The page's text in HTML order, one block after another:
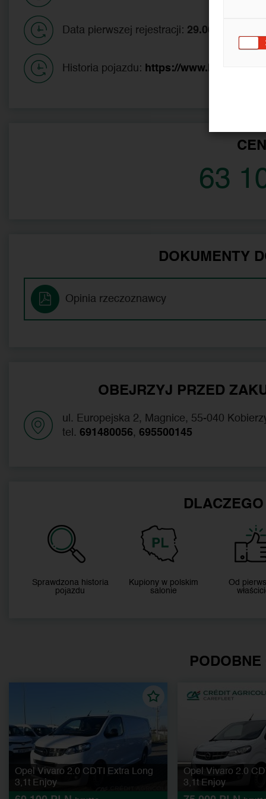
Data pierwszej rejestracji: 29.06.2022
Historia pojazdu: https://
63
DOKUMENTY
Opinia rzeczoznawcy
OBEJRZYJ PRZED
ul. Europejska 2, Magnice, 55-040
tel. 691480056, 695500145
Sprawdzona historia
pojazdu
Kupiony w polskim
salonie
Od
PODOBNE
Opel Vivaro 2.0 CDTI Extra Long
3,1t Enjoy
Opel Vivaro 2.0
3,1t Enjoy